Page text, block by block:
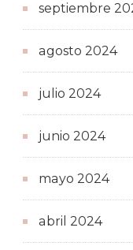
septiembre
agosto 2024
julio 2024
junio 2024
mayo 2024
abril 2024